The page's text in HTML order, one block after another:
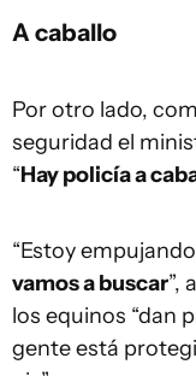
A caballo
Por otro lado,
seguridad el
“Hay policía a
“Estoy
vamos a buscar”,
los equinos “dan
gente está